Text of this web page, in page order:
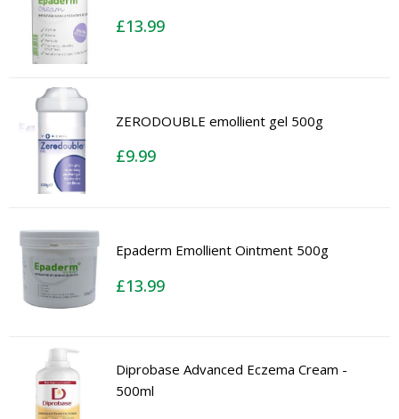
£13.99
ZERODOUBLE emollient gel 500g
£9.99
Epaderm Emollient Ointment 500g
£13.99
Diprobase Advanced Eczema Cream -
500ml